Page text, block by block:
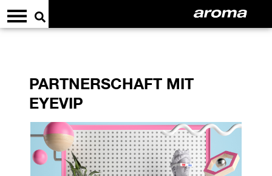
PARTNERSCHAFT MIT
EYEVIP